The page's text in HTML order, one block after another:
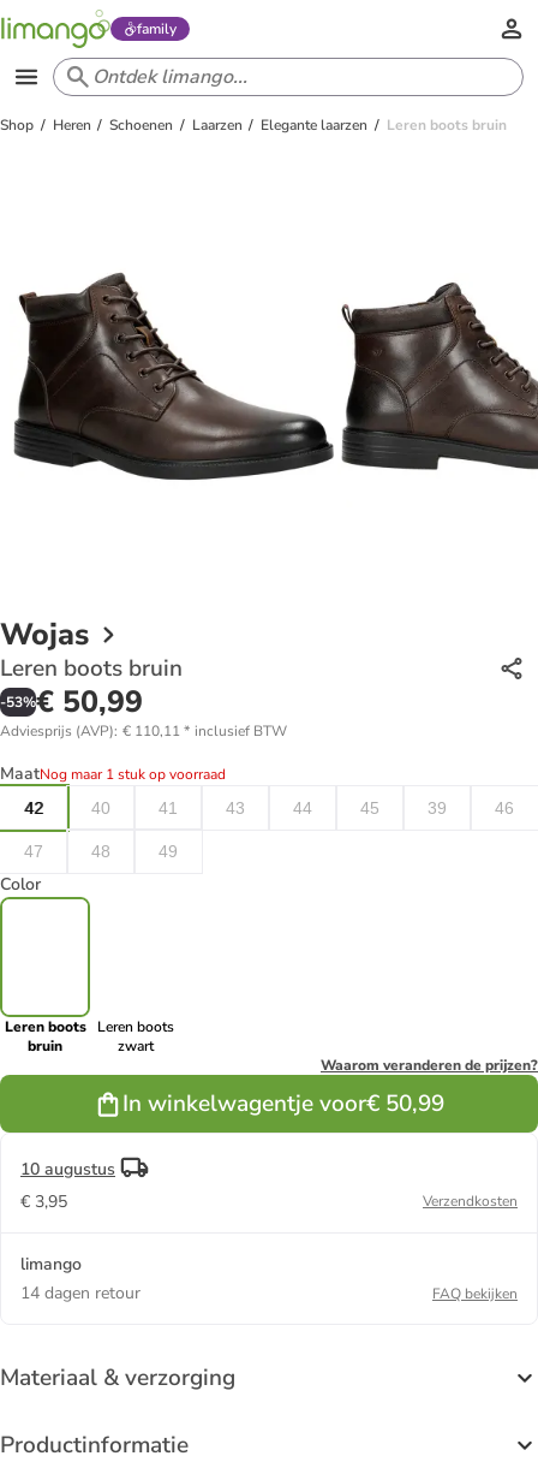
family
Shop Heren Schoenen Laarzen Elegante laarzen Leren boots bruin
Wojas
Leren boots bruin
-53%€ 50,99
Adviesprijs (AVP): € 110,11* inclusief BTW
MaatNog maar 1 stuk op voorraad
42
40 41 43 44 45 39 46
47 48 49
Color
Leren boots
bruin
Leren boots
zwart
Waarom veranderen de prijzen?
In winkelwagentje voor€ 50,99
10 augustus
€ 3,95
Verzendkosten
limango
14 dagen retour
FAQ bekijken
Materiaal & verzorging
Productinformatie